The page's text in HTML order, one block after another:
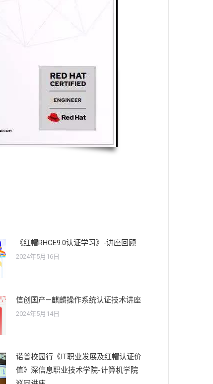
《红帽RHCE9.0认证学习》-讲座回顾
2024年5月16日
信创国产—麒麟操作系统认证技术讲座
2024年5月14日
诺普校园行《IT职业发展及红帽认证价
值》深信息职业技术学院-计算机学院